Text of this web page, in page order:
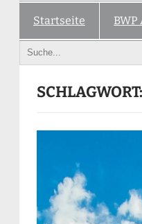
Startseite
Search
SCHLAGWORT: